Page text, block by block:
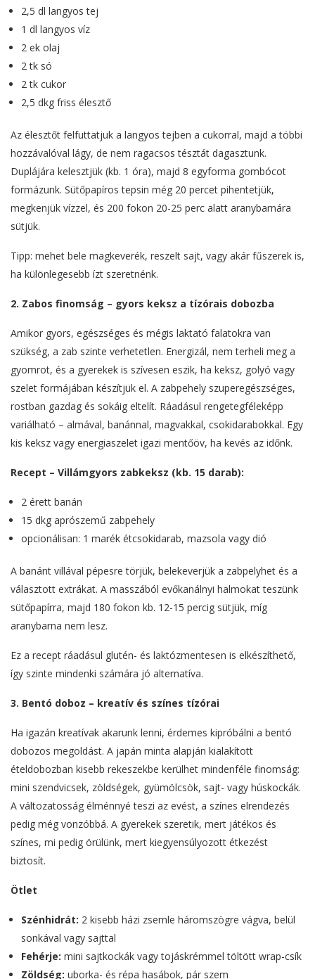
2,5 dl langyos tej
1 dl langyos víz
2 ek olaj
2 tk só
2 tk cukor
2,5 dkg friss élesztő
Az élesztőt felfuttatjuk a langyos tejben a cukorral, majd a többi
hozzávalóval lágy, de nem ragacsos tésztát dagasztunk.
Duplájára kelesztjük (kb. 1 óra), majd 8 egyforma gombócot
formázunk. Sütőpapíros tepsin még 20 percet pihentetjük,
megkenjük vízzel, és 200 fokon 20-25 perc alatt aranybarnára
sütjük.
Tipp: mehet bele magkeverék, reszelt sajt, vagy akár fűszerek is,
ha különlegesebb ízt szeretnénk.
2. Zabos finomság – gyors keksz a tízórais dobozba
Amikor gyors, egészséges és mégis laktató falatokra van
szükség, a zab szinte verhetetlen. Energizál, nem terheli meg a
gyomrot, és a gyerekek is szívesen eszik, ha keksz, golyó vagy
szelet formájában készítjük el. A zabpehely szuperegészséges,
rostban gazdag és sokáig eltelít. Ráadásul rengetegféleképp
variálható – almával, banánnal, magvakkal, csokidarabokkal. Egy
kis keksz vagy energiaszelet igazi mentőöv, ha kevés az időnk.
Recept – Villámgyors zabkeksz (kb. 15 darab):
2 érett banán
15 dkg aprószemű zabpehely
opcionálisan: 1 marék étcsokidarab, mazsola vagy dió
A banánt villával pépesre törjük, belekeverjük a zabpelyhet és a
választott extrákat. A masszából evőkanálnyi halmokat teszünk
sütőpapírra, majd 180 fokon kb. 12-15 percig sütjük, míg
aranybarna nem lesz.
Ez a recept ráadásul glutén- és laktózmentesen is elkészíthető,
így szinte mindenki számára jó alternatíva.
3. Bentó doboz – kreatív és színes tízórai
Ha igazán kreatívak akarunk lenni, érdemes kipróbálni a bentó
dobozos megoldást. A japán minta alapján kialakított
ételdobozban kisebb rekeszekbe kerülhet mindenféle finomság:
mini szendvicsek, zöldségek, gyümölcsök, sajt- vagy húskockák.
A változatosság élménnyé teszi az evést, a színes elrendezés
pedig még vonzóbbá. A gyerekek szeretik, mert játékos és
színes, mi pedig örülünk, mert kiegyensúlyozott étkezést
biztosít.
Ötlet
Szénhidrát: 2 kisebb házi zsemle háromszögre vágva, belül
sonkával vagy sajttal
Fehérje: mini sajtkockák vagy tojáskrémmel töltött wrap-csík
Zöldség: uborka- és répa hasábok, pár szem